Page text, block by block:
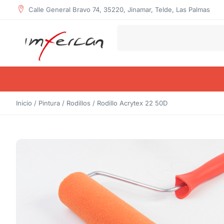
Calle General Bravo 74, 35220, Jinamar, Telde, Las Palmas
Inicio / Pintura / Rodillos / Rodillo Acrytex 22 50D